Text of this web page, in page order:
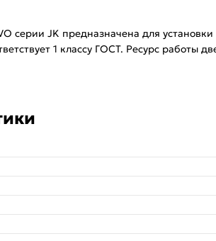
серии JK предназначена для
1 классу ГОСТ. Ресурс